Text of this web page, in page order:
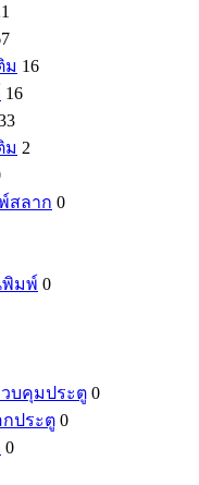
ม 16
16
ม 2
สลาก 0
พิมพ์ 0
บคุมประตู 0
กประตู 0
0